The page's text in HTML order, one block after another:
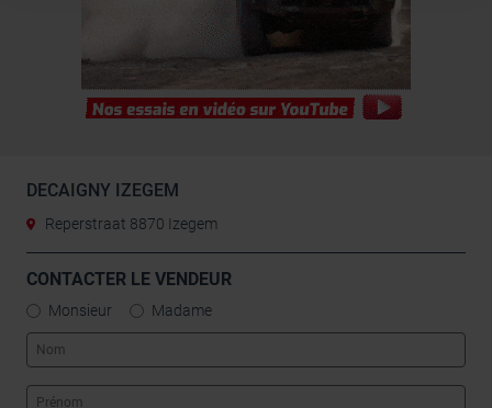
combiner celles-ci avec d’autres informations que vous
leur avez fournies ou qu’ils ont collectées lors de votre
utilisation de leurs services.
DECAIGNY IZEGEM
Reperstraat 8870 Izegem
CONTACTER LE VENDEUR
Monsieur Madame